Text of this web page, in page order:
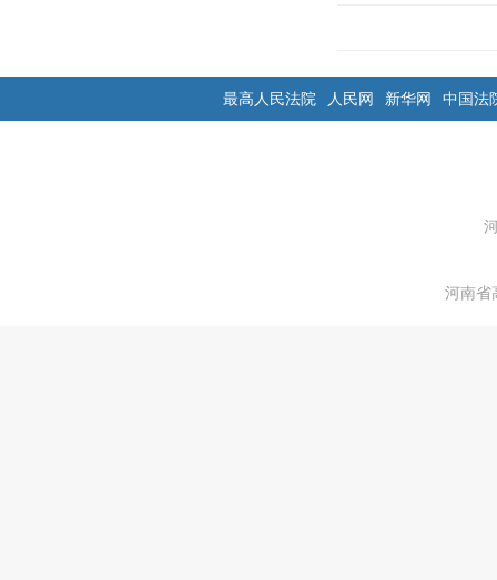
最高人民法院 人民网 新华网 中国法
河南省